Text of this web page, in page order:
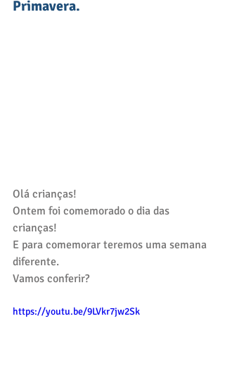
Primavera.
Olá crianças!
Ontem foi comemorado o dia das
crianças!
E para comemorar teremos uma semana
diferente.
Vamos conferir?
https://youtu.be/9LVkr7jw2Sk